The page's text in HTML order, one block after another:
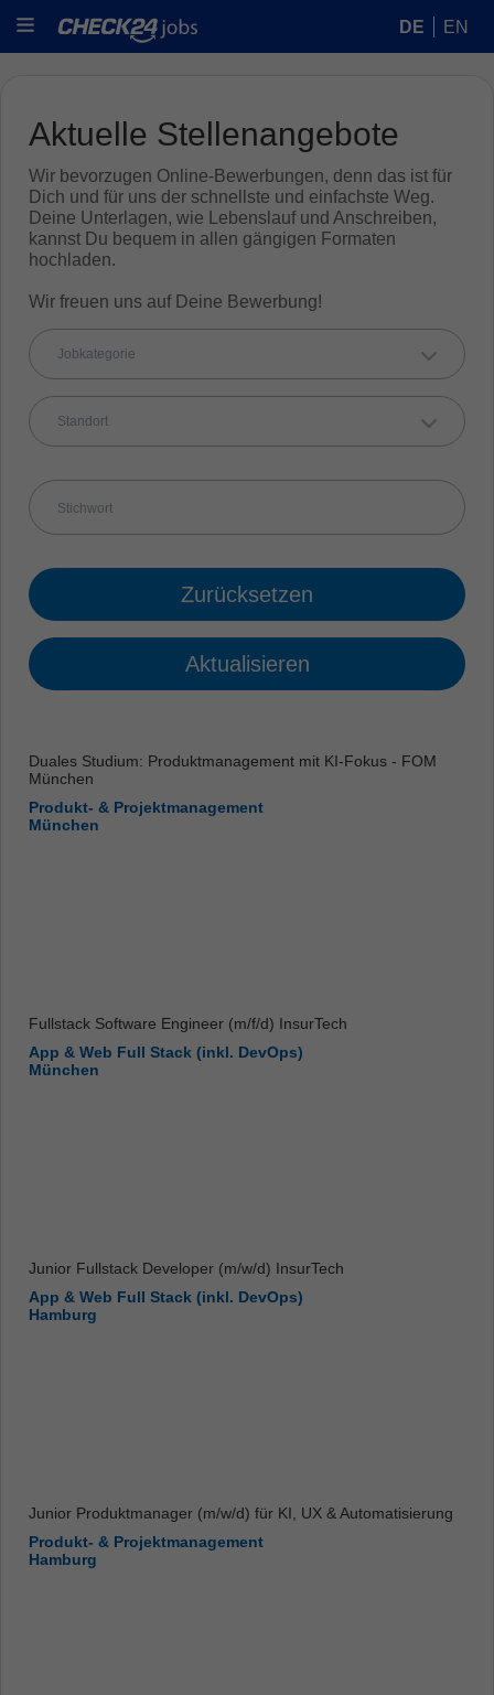
DE EN
Aktuelle Stellenangebote
Wir bevorzugen Online-Bewerbungen, denn das ist für
Dich und für uns der schnellste und einfachste Weg.
Deine Unterlagen, wie Lebenslauf und Anschreiben,
kannst Du bequem in allen gängigen Formaten
hochladen.
Wir freuen uns auf Deine Bewerbung!
Jobkategorie
Standort
Zurücksetzen
Aktualisieren
Duales Studium: Produktmanagement mit KI-Fokus - FOM
München
Produkt- & Projektmanagement
München
Fullstack Software Engineer (m/f/d) InsurTech
App & Web Full Stack (inkl. DevOps)
München
Junior Fullstack Developer (m/w/d) InsurTech
App & Web Full Stack (inkl. DevOps)
Hamburg
Junior Produktmanager (m/w/d) für KI, UX & Automatisierung
Produkt- & Projektmanagement
Hamburg